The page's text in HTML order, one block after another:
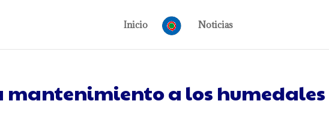
Inicio Noticias
a los humedales